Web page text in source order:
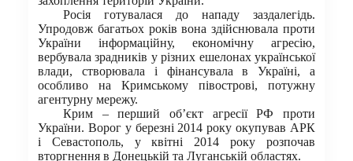
Росія готувалася до нападу заздалегідь.
Упродовж багатьох років вона здійснювала проти
України інформаційну, економічну агресію,
вербувала зрадників у різних ешелонах української
влади, створювала і фінансувала в Україні, а
особливо на Кримському півострові, потужну
агентурну мережу.
Крим – перший об’єкт агресії РФ проти
України. Ворог у березні 2014 року окупував АРК
і Севастополь, у квітні 2014 року розпочав
вторгнення в Донецькій та Луганській областях.